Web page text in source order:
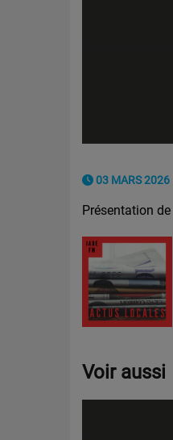
03 MARS 2026
Présentation
Voir aussi